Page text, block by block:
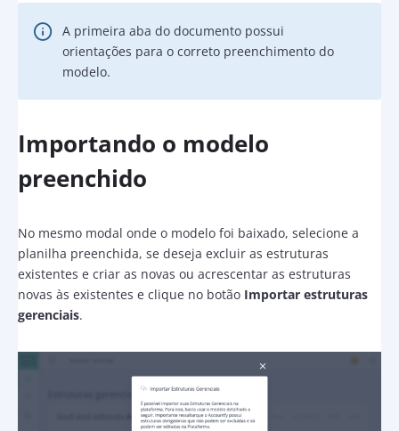
A primeira aba do documento possui
orientações para o correto preenchimento do
modelo.
Importando o modelo
preenchido
No mesmo modal onde o modelo foi baixado, selecione a
planilha preenchida, se deseja excluir as estruturas
existentes e criar as novas ou acrescentar as estruturas
novas às existentes e clique no botão Importar estruturas
gerenciais.